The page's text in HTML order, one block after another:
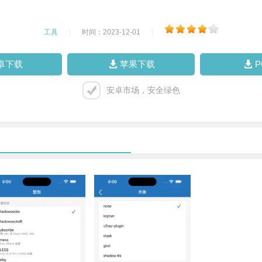
工具 时间：2023-12-01
下载 苹果下载
安卓市场，安全绿色